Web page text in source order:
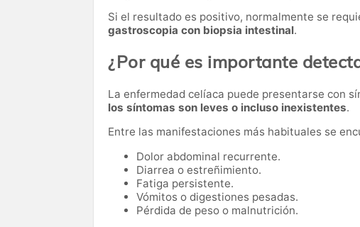
Si el resultado es positivo, normalmente se
gastroscopia con biopsia intestinal.
¿Por qué es importante
La enfermedad celíaca puede presentarse con
los síntomas son leves o incluso inexistentes.
Entre las manifestaciones más habituales se
Dolor abdominal recurrente.
Diarrea o estreñimiento.
Fatiga persistente.
Vómitos o digestiones pesadas.
Pérdida de peso o malnutrición.